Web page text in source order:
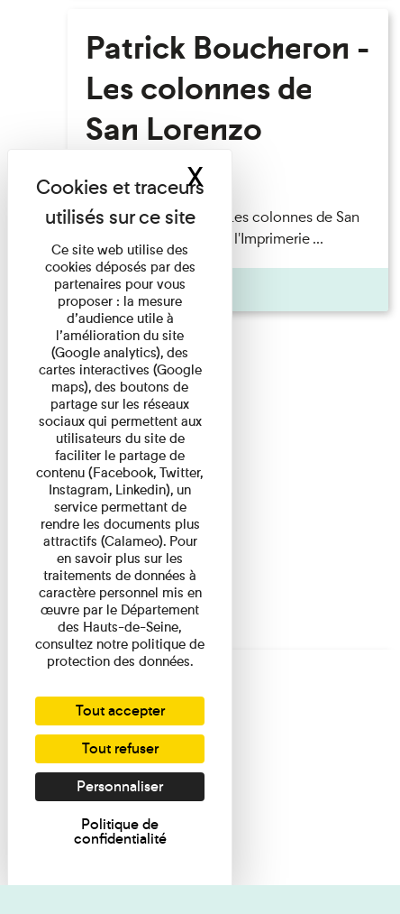
Patrick Boucheron -
Les colonnes de
San Lorenzo
Lecture
Patrick Boucheron — Les colonnes de San
Lorenzo Les Invités de l'Imprimerie ...
Pages
Ce site web utilise des
cookies déposés par des
partenaires pour vous
proposer : la mesure
d’audience utile à
l’amélioration du site
(Google analytics), des
cartes interactives (Google
maps), des boutons de
partage sur les réseaux
sociaux qui permettent aux
utilisateurs du site de
faciliter le partage de
contenu (Facebook, Twitter,
Instagram, Linkedin), un
service permettant de
rendre les documents plus
attractifs (Calameo). Pour
en savoir plus sur les
traitements de données à
caractère personnel mis en
œuvre par le Département
des Hauts-de-Seine,
consultez notre politique de
protection des données.
Tout accepter
Tout refuser
Personnaliser
Politique de
confidentialité
XMasquer le